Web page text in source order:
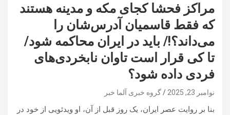
مراکز فحشا کجای مکه و مدینه هستند
که فقط قاسمیان آدرس‌شان را
می‌داند؟!/ باید در ایران محاکمه شود/
تا کی قرار است تاوان نابخردی‌های
فردی داده شود؟
نوامبر 23, 2025 گروه خبری آلما خبر
بنا بر روایت عصر ایران، یک روز قبل از آن، او ویدئویی از خود در